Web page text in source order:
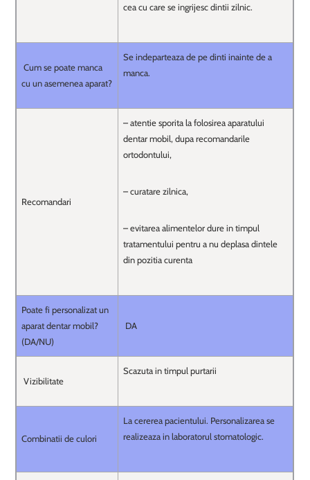
cea cu care se ingrijesc dintii zilnic.
Cum se poate manca
cu un asemenea aparat?
Se indeparteaza de pe dinti inainte de a
manca.
Recomandari
– atentie sporita la folosirea aparatului
dentar mobil, dupa recomandarile
ortodontului,
– curatare zilnica,
– evitarea alimentelor dure in timpul
tratamentului pentru a nu deplasa dintele
din pozitia curenta
Poate fi personalizat un
aparat dentar mobil?
(DA/NU)
DA
Vizibilitate
Scazuta in timpul purtarii
Combinatii de culori
La cererea pacientului. Personalizarea se
realizeaza in laboratorul stomatologic.